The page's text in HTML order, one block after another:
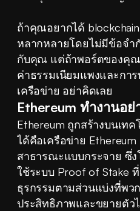
ถ้าคุณอยากได้
หลากหลายโดยไม่มีข้อจำ
กับคุณ แต่ถ้าพอร์ตของคุณ
ค่าธรรมเนียมแพงและกา
เครือข่าย อย่าคิดเลย
Ethereum ทำงานอย่
Ethereum ถูกสร้างบนเท
ได้คือเครือข่าย
สาธารณะแบบกระจาย ซึ่
ใช้ระบบ Proof of Stake
ธุรกรรมตามส่วนแบ่งที่พว
ประสิทธิภาพและขยายตัว